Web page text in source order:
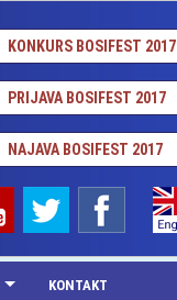
KONKURS BOSIFEST 2017
PRIJAVA BOSIFEST 2017
NAJAVA BOSIFEST 2017
KONTAKT